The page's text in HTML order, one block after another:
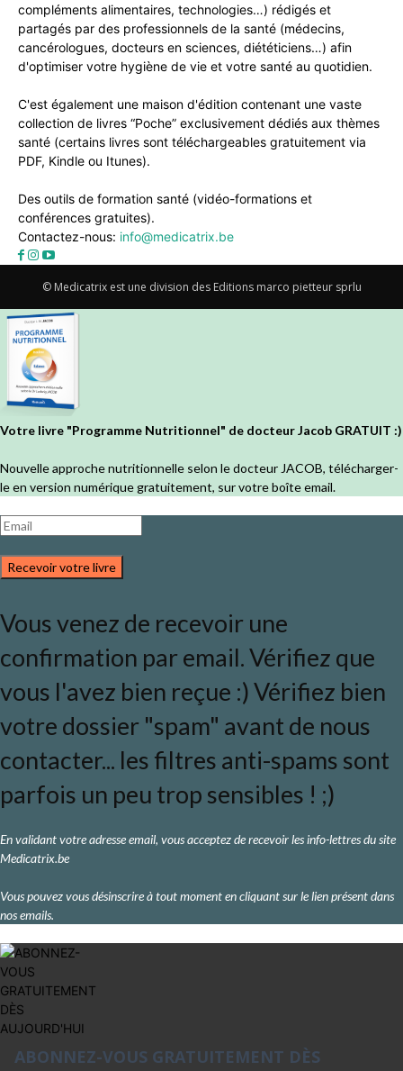
compléments alimentaires, technologies…) rédigés et
partagés par des professionnels de la santé (médecins,
cancérologues, docteurs en sciences, diététiciens…) afin
d'optimiser votre hygiène de vie et votre santé au quotidien.
C'est également une maison d'édition contenant une vaste
collection de livres “Poche” exclusivement dédiés aux thèmes
santé (certains livres sont téléchargeables gratuitement via
PDF, Kindle ou Itunes).
Des outils de formation santé (vidéo-formations et
conférences gratuites).
Contactez-nous: info@medicatrix.be
© Medicatrix est une division des Editions marco pietteur sprlu
Votre livre "Programme Nutritionnel" de docteur Jacob GRATUIT :)
Nouvelle approche nutritionnelle selon le docteur JACOB, télécharger-
le en version numérique gratuitement, sur votre boîte email.
Recevoir votre livre
Vous venez de recevoir une
confirmation par email. Vérifiez que
vous l'avez bien reçue :) Vérifiez bien
votre dossier "spam" avant de nous
contacter... les filtres anti-spams sont
parfois un peu trop sensibles ! ;)
En validant votre adresse email, vous acceptez de recevoir les info-lettres du site
Medicatrix.be
Vous pouvez vous désinscrire à tout moment en cliquant sur le lien présent dans
nos emails.
ABONNEZ-VOUS GRATUITEMENT DÈS